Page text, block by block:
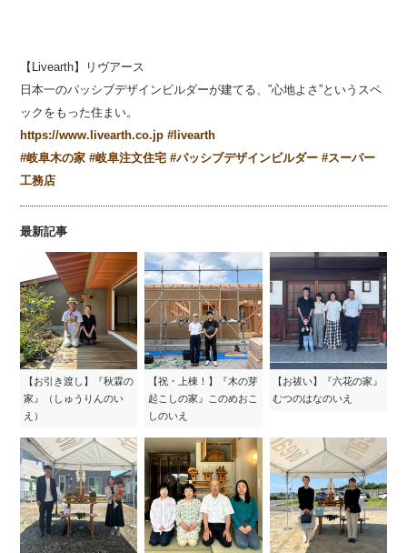
【Livearth】リヴアース
日本一のパッシブデザインビルダーが建てる、”心地よさ”というスペ
ックをもった住まい。
https://www.livearth.co.jp #livearth
#岐阜木の家 #岐阜注文住宅 #パッシブデザインビルダー #スーパー
工務店
最新記事
【お引き渡し】『秋霖の
家』（しゅうりんのい
え）
【祝・上棟！】『木の芽
起こしの家』このめおこ
しのいえ
【お祓い】『六花の家』
むつのはなのいえ